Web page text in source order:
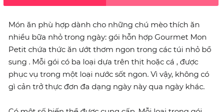
Món ăn phù hợp dành cho những chú mèo thích ăn
nhiều bữa nhỏ trong ngày: gói hỗn hợp Gourmet Mon
Petit chứa thức ăn ướt thơm ngon trong các túi nhỏ bổ
sung . Mỗi gói có ba loại dựa trên thịt hoặc cá , được
phục vụ trong một loại nước sốt ngon. Vì vậy, không có
gì cản trở thực đơn đa dạng ngày này qua ngày khác.